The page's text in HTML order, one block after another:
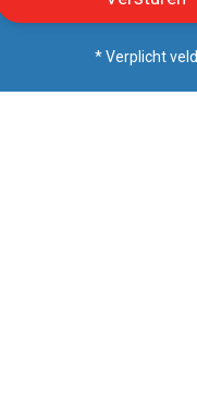
* Verplicht veld